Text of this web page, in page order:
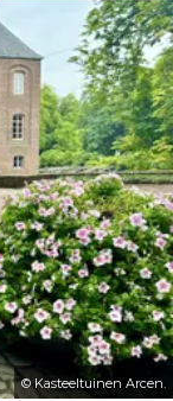
© Kasteeltuinen Arcen.